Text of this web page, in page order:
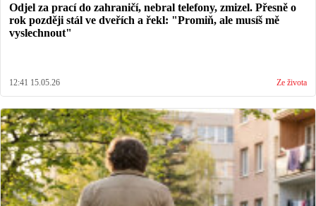
Odjel za prací do zahraničí, nebral telefony, zmizel. Přesně o
rok později stál ve dveřích a řekl: "Promiň, ale musíš mě
vyslechnout"
12:41 15.05.26 Ze života